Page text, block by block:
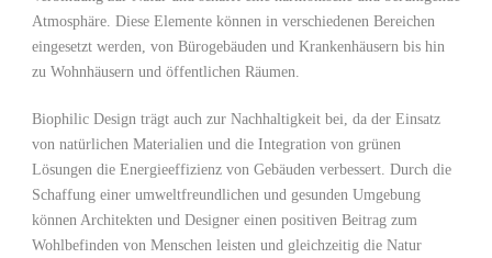
Atmosphäre. Diese Elemente können in verschiedenen Bereichen
eingesetzt werden, ⁣von Bürogebäuden und Krankenhäusern⁤ bis hin‌
zu Wohnhäusern und öffentlichen Räumen.
Biophilic Design trägt auch zur Nachhaltigkeit bei, da⁢ der Einsatz
von natürlichen Materialien⁢ und die Integration von‍ grünen
Lösungen die Energieeffizienz von⁣ Gebäuden verbessert. Durch die
Schaffung einer umweltfreundlichen und ⁤gesunden ⁤Umgebung
können Architekten ‌und ‍Designer einen⁣ positiven Beitrag⁤ zum
Wohlbefinden von Menschen leisten und‌ gleichzeitig die ⁣Natur‌